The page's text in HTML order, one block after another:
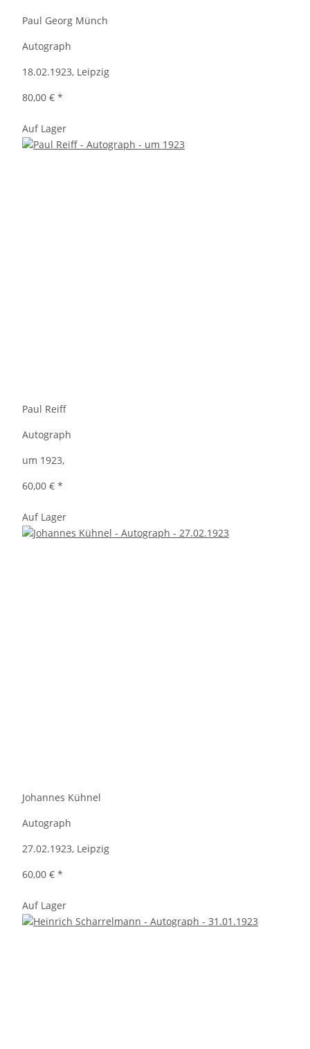
Paul Georg Münch
Autograph
18.02.1923, Leipzig
80,00 € *
Auf Lager
Paul Reiff
Autograph
um 1923,
60,00 € *
Auf Lager
Johannes Kühnel
Autograph
27.02.1923, Leipzig
60,00 € *
Auf Lager